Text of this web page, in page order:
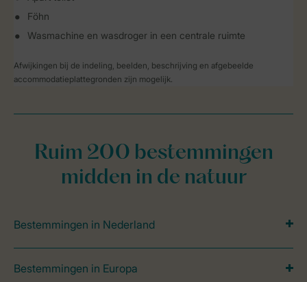
Föhn
Wasmachine en wasdroger in een centrale ruimte
Afwijkingen bij de indeling, beelden, beschrijving en afgebeelde
accommodatieplattegronden zijn mogelijk.
Ruim 200 bestemmingen
midden in de natuur
Bestemmingen in Nederland
Bestemmingen in Europa